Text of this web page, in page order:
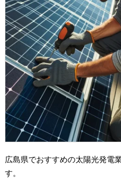
広島県でおすすめの太陽光発電
す。